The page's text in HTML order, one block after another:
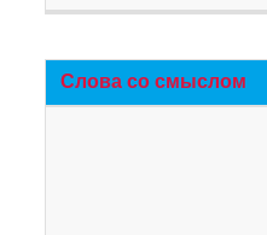
Слова со смыслом